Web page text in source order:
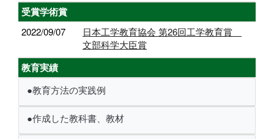
受賞学術賞
2022/09/07
日本工学教育協会 第26回工学教育賞
文部科学大臣賞
教育実績
●教育方法の実践例
●作成した教科書、教材